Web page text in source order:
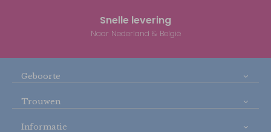
Snelle levering
Naar Nederland & België
Geboorte
Trouwen
Informatie